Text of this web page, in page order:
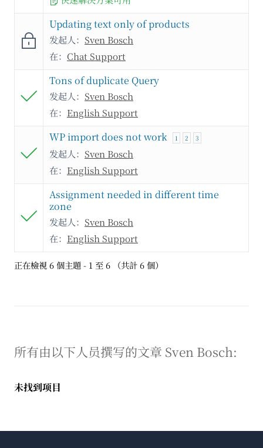
Updating text only of products
发起人： Sven Bosch
在： Chat Support
Tons of duplicate Query
发起人： Sven Bosch
在： English Support
WP import does not work 1 2 3
发起人： Sven Bosch
在： English Support
Assignment needed in different time
zone
发起人： Sven Bosch
在： English Support
正在檢視 6 個主題 - 1 至 6 （共計 6 個）
所有由以下人员撰写的文章 Sven Bosch:
未找到项目